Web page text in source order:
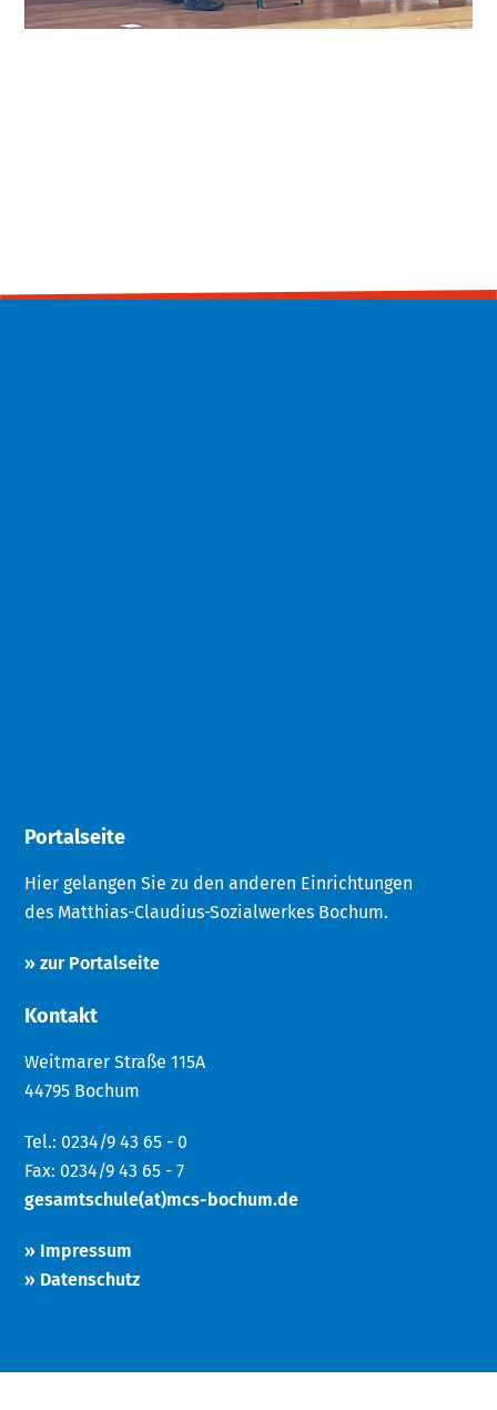
Portalseite
Hier gelangen Sie zu den anderen Einrichtungen
des Matthias-Claudius-Sozialwerkes Bochum.
» zur Portalseite
Kontakt
Weitmarer Straße 115A
44795 Bochum
Tel.: 0234/9 43 65 - 0
Fax: 0234/9 43 65 - 7
gesamtschule(at)mcs-bochum.de
» Impressum
» Datenschutz